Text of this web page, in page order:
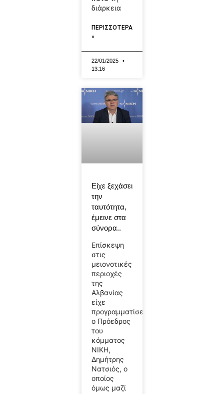
διάρκεια
ΠΕΡΙΣΣΟΤΕΡΑ
»
22/01/2025
13:16
Είχε ξεχάσει
την
ταυτότητα,
έμεινε στα
σύνορα..
Επίσκεψη
στις
μειονοτικές
περιοχές
της
Αλβανίας
είχε
προγραμματίσει
ο Πρόεδρος
του
κόμματος
ΝΙΚΗ,
Δημήτρης
Νατσιός, ο
οποίος
όμως μαζί